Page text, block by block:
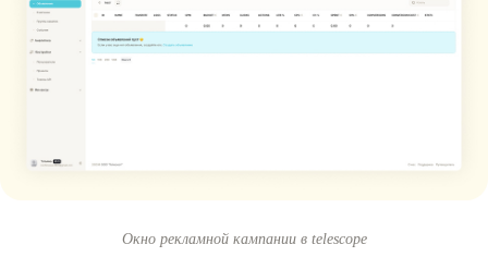
Окно рекламной кампании в telescope